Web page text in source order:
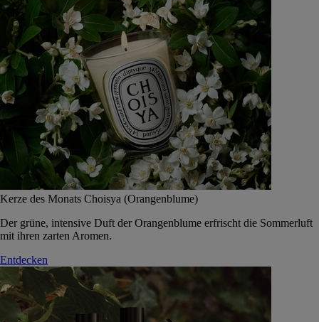
Kerze des Monats Choisya (Orangenblume)
Der grüne, intensive Duft der Orangenblume erfrischt die Sommerluft
mit ihren zarten Aromen.
Entdecken